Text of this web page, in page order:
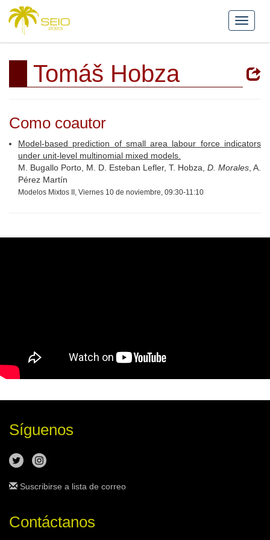
Tomáš Hobza
Como coautor
Model-based prediction of small area labour force indicators
under unit-level multinomial mixed models.
M. Bugallo Porto, M. D. Esteban Lefler, T. Hobza, D. Morales , A.
Pérez Martín
Modelos Mixtos II, Viernes 10 de noviembre, 09:30-11:10
Síguenos
Suscribirse a lista de correo
Contáctanos